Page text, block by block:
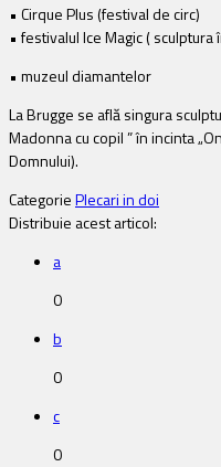
• Cirque Plus (festival de circ)
• festivalul Ice Magic ( sculptura
• muzeul diamantelor
La Brugge se află singura
Madonna cu copil ” în incinta
Domnului).
CategoriePlecari in doi
Distribuie acest articol:
a
0
b
0
c
0